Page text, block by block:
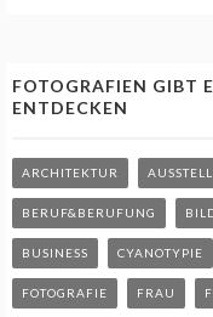
FOTOGRAFIEN GIBT
ENTDECKEN
ARCHITEKTUR
BERUF&BERUFUNG
BUSINESS CYANOTYPIE
FOTOGRAFIE FRAU